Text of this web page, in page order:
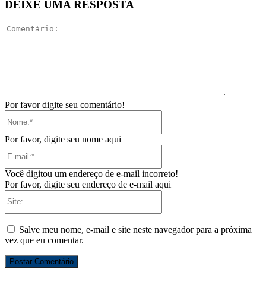
DEIXE UMA RESPOSTA
Por favor digite seu comentário!
Por favor, digite seu nome aqui
Você digitou um endereço de e-mail incorreto!
Por favor, digite seu endereço de e-mail aqui
Salve meu nome, e-mail e site neste navegador para a próxima
vez que eu comentar.